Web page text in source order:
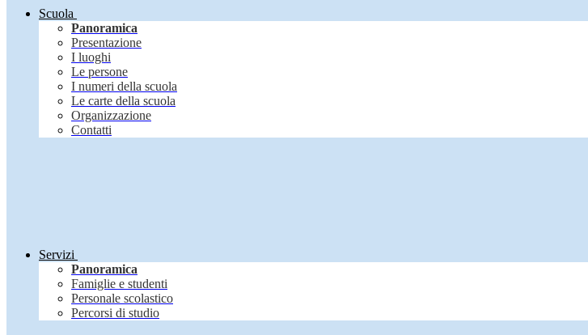
Scuola
Panoramica
Presentazione
I luoghi
Le persone
I numeri della scuola
Le carte della scuola
Organizzazione
Contatti
Servizi
Panoramica
Famiglie e studenti
Personale scolastico
Percorsi di studio